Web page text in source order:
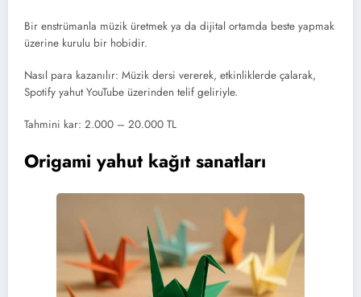
Bir enstrümanla müzik üretmek ya da dijital ortamda beste yapmak
üzerine kurulu bir hobidir.
Nasıl para kazanılır: Müzik dersi vererek, etkinliklerde çalarak,
Spotify yahut YouTube üzerinden telif geliriyle.
Tahmini kar: 2.000 – 20.000 TL
Origami yahut kağıt sanatları